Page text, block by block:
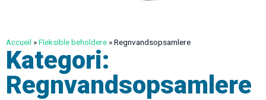
Accueil »Fleksible beholdere »Regnvandsopsamlere
Kategori:
Regnvandsopsamlere